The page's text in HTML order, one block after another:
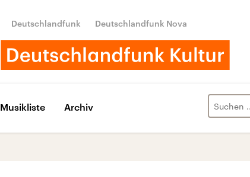
Deutschlandfunk Deutschlandfunk Nova
Musikliste Archiv